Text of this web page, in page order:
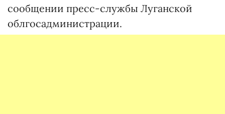
сообщении пресс-службы Луганской
облгосадминистрации.